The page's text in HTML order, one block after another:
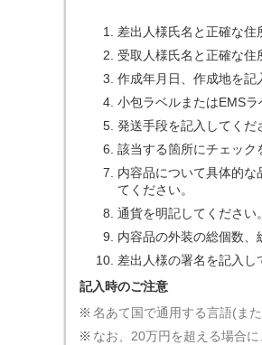
差出人様氏名と正確な住
受取人様氏名と正確な住
作成年月日、作成地を記
小包ラベルまたはEMSラ
発送手段を記入してく
該当する箇所にチェック
内容品について具体的
てください。
通貨を明記してください
内容品の外装の総個数、
差出人様の署名を記入し
記入時のご注意
名あて国で通用する言語(ま
なお、20万円を超える場合